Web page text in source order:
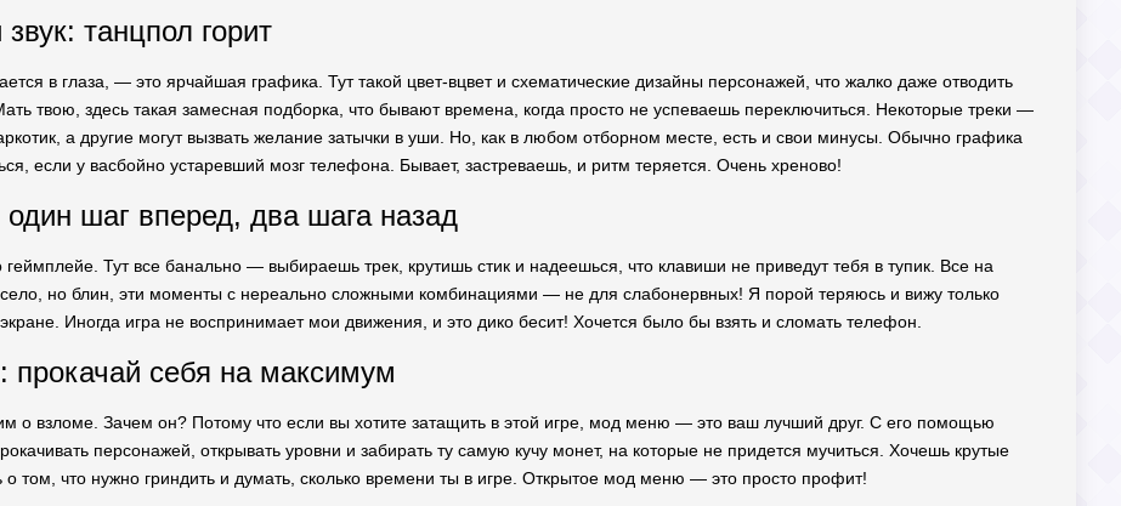
танцпол горит
в глаза, — это ярчайшая графика. Тут такой цвет-вцвет и схематические дизайны персонажей, что жалко даже отводить
твою, здесь такая замесная подборка, что бывают времена, когда просто не успеваешь переключиться. Некоторые треки —
а другие могут вызвать желание затычки в уши. Но, как в любом отборном месте, есть и свои минусы. Обычно графика
если у васбойно устаревший мозг телефона. Бывает, застреваешь, и ритм теряется. Очень хреново!
шаг вперед, два шага назад
геймплейе. Тут все банально — выбираешь трек, крутишь стик и надеешься, что клавиши не приведут тебя в тупик. Все на
но блин, эти моменты с нереально сложными комбинациями — не для слабонервных! Я порой теряюсь и вижу только
Иногда игра не воспринимает мои движения, и это дико бесит! Хочется было бы взять и сломать телефон.
себя на максимум
о взломе. Зачем он? Потому что если вы хотите затащить в этой игре, мод меню — это ваш лучший друг. С его помощью
персонажей, открывать уровни и забирать ту самую кучу монет, на которые не придется мучиться. Хочешь крутые
том, что нужно гриндить и думать, сколько времени ты в игре. Открытое мод меню — это просто профит!